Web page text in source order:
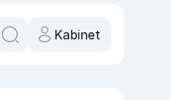
Kabinet